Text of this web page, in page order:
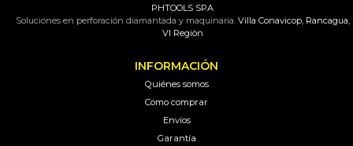
PHTOOLS SPA
Soluciones en perforación diamantada y maquinaria.Villa Conavicop, Rancagua,
VI Región
INFORMACIÓN
Quiénes somos
Como comprar
Envíos
Garantía